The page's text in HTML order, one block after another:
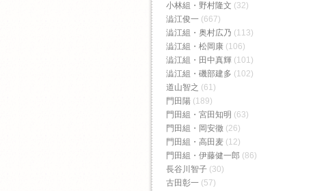
小林組・野村隆文 (32)
澁江俊一 (667)
澁江組・奥村広乃 (113)
澁江組・松岡康 (106)
澁江組・田中真輝 (101)
澁江組・磯部建多 (102)
道山智之 (61)
門田陽 (189)
門田組・宮田知明 (63)
門田組・岡安徹 (26)
門田組・高田麦 (12)
門田組・伊藤健一郎 (86)
長谷川智子 (30)
古田彰一 (57)